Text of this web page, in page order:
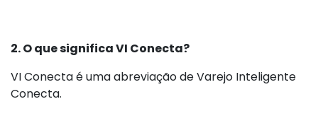
2. O que significa VI Conecta?
VI Conecta é uma abreviação de Varejo Inteligente
Conecta.